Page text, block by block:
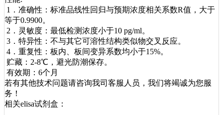
1．准确性：标准品线性回归与预期浓度相关系数R值，大于
等于0.9900。
2．灵敏度：最低检测浓度小于10 pg/ml。
3．特异性：不与其它可溶性结构类似物交叉反应。
4．重复性：板内、板间变异系数均小于15%。
贮藏：2-8℃，避光防潮保存。
有效期：6个月
若有其他技术问题请咨询我司客服人员，我们将竭诚为您服
务！
相关elisa试剂盒：